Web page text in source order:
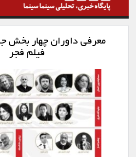
معرفی داوران چهار بخش
فیلم فجر